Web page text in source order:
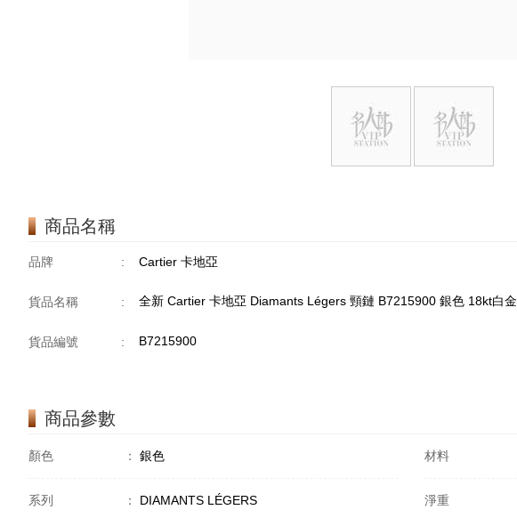
商品名稱
品牌 : Cartier 卡地亞
貨品名稱 : 全新 Cartier 卡地亞 Diamants Légers 頸鏈 B7215900 銀色 18kt白金
貨品編號 : B7215900
商品參數
顏色 ： 銀色 材料
系列 ： DIAMANTS LÉGERS 淨重